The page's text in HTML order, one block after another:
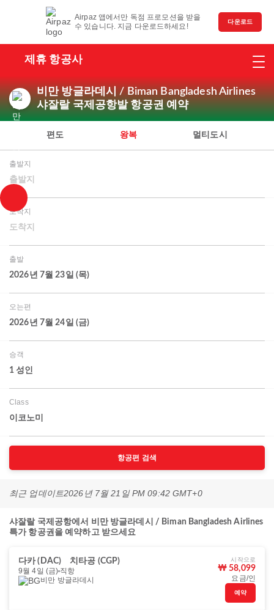
Airpaz 앱에서만 독점 프로모션을 받을
수 있습니다. 지금 다운로드하세요!
다운로드
제휴 항공사
비만 방글라데시 / Biman Bangladesh Airlines
샤잘랄 국제공항발 항공권 예약
편도 왕복 멀티도시
출발지
출발지
도착지
도착지
출발
2026년 7월 23일 (목)
오는편
2026년 7월 24일 (금)
승객
1 성인
Class
이코노미
항공편 검색
최근 업데이트2026년 7월 21일 PM 09:42 GMT+0
샤잘랄 국제공항에서 비만 방글라데시 / Biman Bangladesh Airlines
특가 항공권을 예약하고 받으세요
다카 (DAC)
치타공 (CGP)
9월 4일 (금) 직항
비만 방글라데시
시작으로
₩ 58,099
요금/인
예약